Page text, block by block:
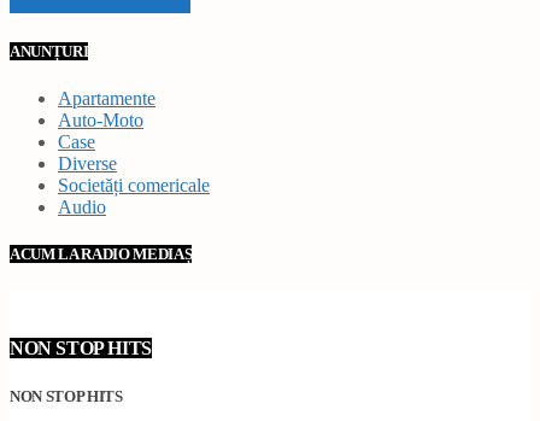
ANUNȚURI
Apartamente
Auto-Moto
Case
Diverse
Societăți comericale
Audio
ACUM LA RADIO MEDIAȘ
NON STOP HITS
NON STOP HITS